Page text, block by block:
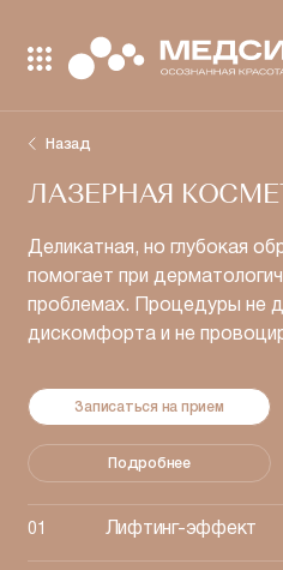
Аптеки
Закрыть поиск
Назад
ЛАЗЕРНАЯ
Деликатная, но глубокая
помогает при
проблемах. Процедуры не
дискомфорта и не
Записаться на прием
Подробнее
Лифтинг-эффект